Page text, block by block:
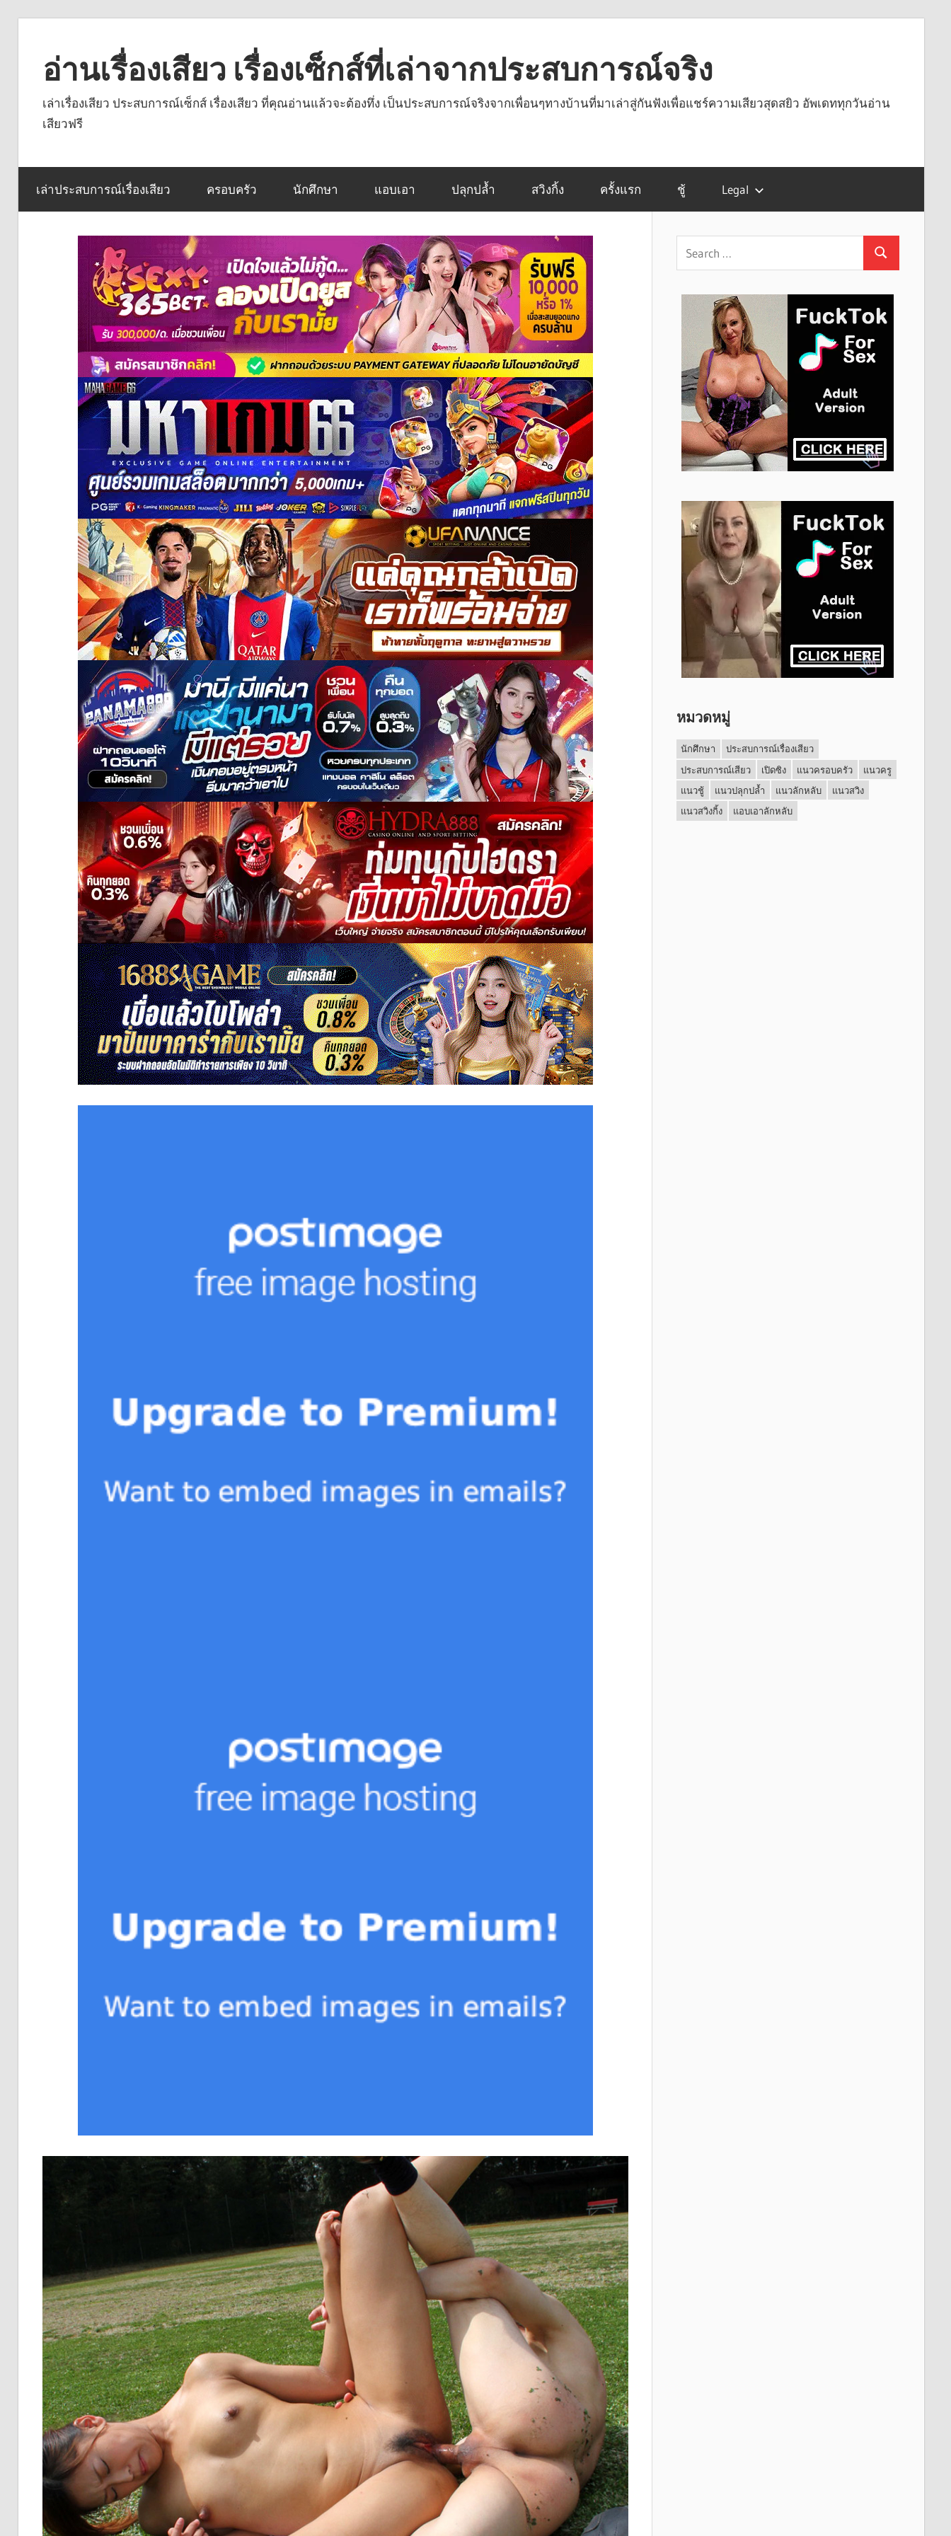
contentอ่านเรื่องเสียว เรื่องเซ็กส์ที่เล่าจากประสบการณ์จริง
เล่าเรื่องเสียว ประสบการณ์เซ็กส์ เรื่องเสียว ที่คุณอ่านแล้วจะต้องทึ่ง เป็นประสบการณ์จริงจากเพื่อนๆทางบ้านที่มาเล่าสู่กันฟังเพื่อแชร์ความเสียวสุดสยิว อัพเดททุกวันอ่าน
เสียวฟรี
เล่าประสบการณ์เรื่องเสียว ครอบครัว นักศึกษา แอบเอา ปลุกปล้ำ สวิงกิ้ง ครั้งแรก ชู้ Legal
หมวดหมู่
นักศึกษา
ประสบการณ์เรื่องเสียว
ประสบการณ์เสียว
เปิดซิง แนวครอบครัว
แนวครู
แนวชู้
แนวปลุกปล้ำ แนวลักหลับ
แนวสวิง
แนวสวิงกิ้ง
แอบเอาลักหลับ